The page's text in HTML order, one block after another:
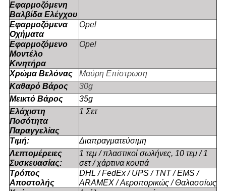
Εφαρμοζόμενη
Βαλβίδα Ελέγχου
Εφαρμοζόμενα
Οχήματα
Opel
Εφαρμοζόμενο
Μοντέλο
Κινητήρα
Opel
Χρώμα Βελόνας
Μαύρη Επίστρωση
Καθαρό Βάρος
30g
Μεικτό Βάρος
35g
Ελάχιστη
Ποσότητα
Παραγγελίας
1 Σετ
Τιμή:
Διαπραγματεύσιμη
Λεπτομέρειες
Συσκευασίας:
1 τεμ / πλαστικοί σωλήνες, 10 τεμ / 1
σετ / χάρτινα κουτιά
Τρόπος
Αποστολής
DHL / FedEx / UPS / TNT / EMS /
ARAMEX / Αεροπορικώς / Θαλασσίως